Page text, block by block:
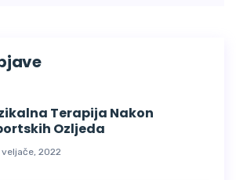
Terapija Nakon
Ozljeda
2022